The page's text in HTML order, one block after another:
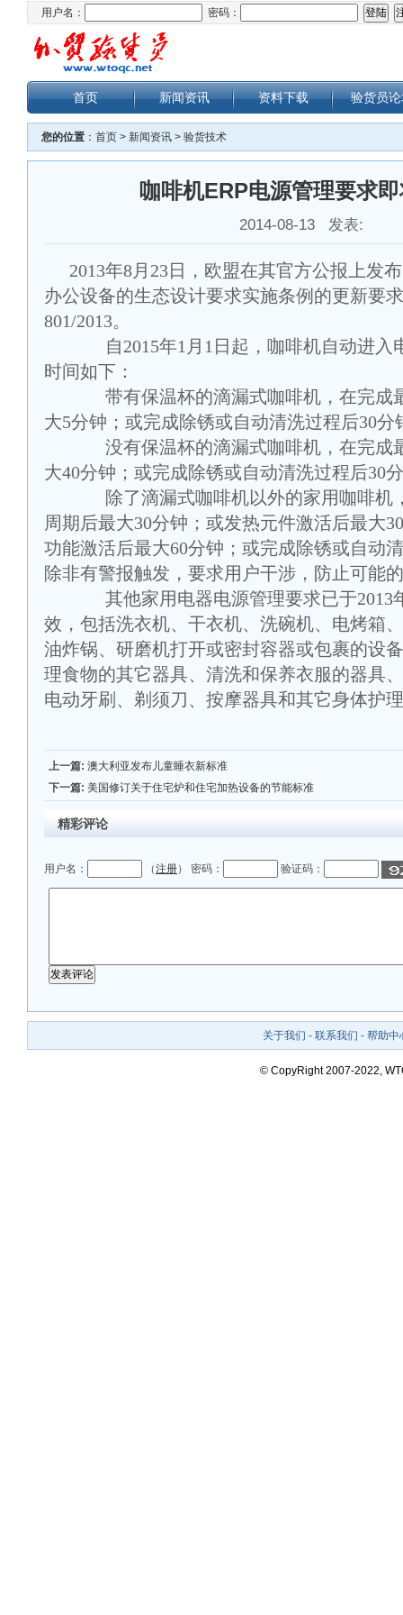
用户名： 密码：
首页 新闻资讯 资料下载 验货员
您的位置 ： 首页 > 新闻资讯 > 验货技术
咖啡机ERP电源管理要求
2014-08-13 发表:
2013年8月 23日，欧盟在其官方公报上发
办公设备的生态设计要求实施条例的更新要
801/2013。
自2015年1 月 1 日起，咖啡机自动进入
时间如下：
带有保温杯的滴漏式咖啡机，在完成
大5分钟；或完成除锈或自动清洗过程后30分
没有保温杯的滴漏式咖啡机，在完成
大40分钟；或完成除锈或自动清洗过程后30
除了滴漏式咖啡机以外的家用咖啡机
周期后最大30分钟；或发热元件激活后最大30
功能激活后最大60分钟；或完成除锈或自动
除非有警报触发，要求用户干涉，防止可能
其他家用电器电源管理要求已于2013
效，包括洗衣机、干衣机、洗碗机、电烤箱
油炸锅、研磨机打开或密封容器或包裹的设
理食物的其它器具、清洗和保养衣服的器具
电动牙刷、剃须刀、按摩器具和其它身体护
上一篇: 澳大利亚发布儿童睡衣新标准
下一篇: 美国修订关于住宅炉和住宅加热设备的节能标准
精彩评论
用户名： （注册） 密码： 验证码：
关于我们 - 联系我们 - 帮助中
© CopyRight 2007-2022,